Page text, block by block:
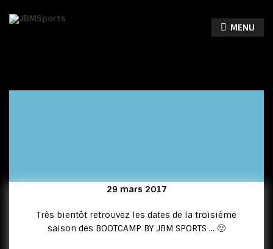
MENU
29 mars 2017
Très bientôt retrouvez les dates de la troisième
saison des BOOTCAMP BY JBM SPORTS … 🙂